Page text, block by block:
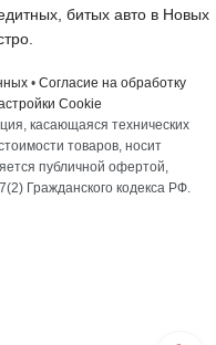
битых авто в Новых
• Согласие на обработку
Cookie
касающаяся технических
товаров, носит
публичной офертой,
Гражданского кодекса РФ.